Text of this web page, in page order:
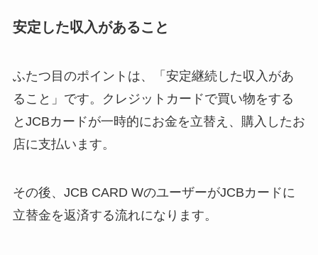
安定した収入があること
ふたつ目のポイントは、「安定継続した収入があ
ること」です。クレジットカードで買い物をする
とJCBカードが一時的にお金を立替え、購入したお
店に支払います。
その後、JCB CARD WのユーザーがJCBカードに
立替金を返済する流れになります。